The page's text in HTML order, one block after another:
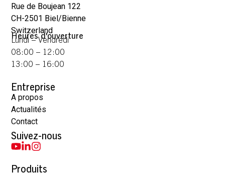
Rue de Boujean 122
CH-2501 Biel/Bienne
Switzerland
Heures d'ouverture
Lundi – Vendredi
08:00 – 12:00
13:00 – 16:00
Entreprise
A propos
Actualités
Contact
Suivez-nous
Produits